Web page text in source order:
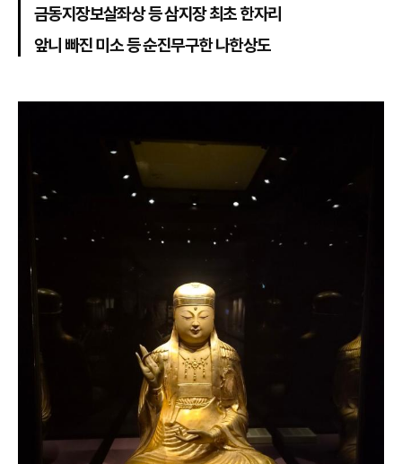
금동지장보살좌상 등 삼지장 최초 한자리
앞니 빠진 미소 등 순진무구한 나한상도